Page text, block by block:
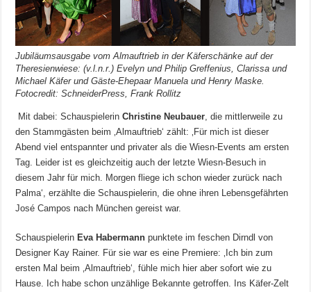
Jubiläumsausgabe vom Almauftrieb in der Käferschänke auf der
Theresienwiese: (v.l.n.r.) Evelyn und Philip Greffenius, Clarissa und
Michael Käfer und Gäste-Ehepaar Manuela und Henry Maske.
Fotocredit: SchneiderPress, Frank Rollitz
Mit dabei: SchauspielerinChristine Neubauer, die mittlerweile zu
den Stammgästen beim ‚Almauftrieb‘ zählt: ‚Für mich ist dieser
Abend viel entspannter und privater als die Wiesn-Events am ersten
Tag. Leider ist es gleichzeitig auch der letzte Wiesn-Besuch in
diesem Jahr für mich. Morgen fliege ich schon wieder zurück nach
Palma‘, erzählte die Schauspielerin, die ohne ihren Lebensgefährten
José Campos nach München gereist war.
Schauspielerin Eva Habermann punktete im feschen Dirndl von
Designer Kay Rainer. Für sie war es eine Premiere: ‚Ich bin zum
ersten Mal beim ‚Almauftrieb‘, fühle mich hier aber sofort wie zu
Hause. Ich habe schon unzählige Bekannte getroffen. Ins Käfer-Zelt